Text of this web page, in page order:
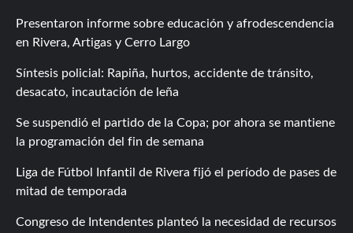
Presentaron informe sobre educación y afrodescendencia
en Rivera, Artigas y Cerro Largo
Síntesis policial: Rapiña, hurtos, accidente de tránsito,
desacato, incautación de leña
Se suspendió el partido de la Copa; por ahora se mantiene
la programación del fin de semana
Liga de Fútbol Infantil de Rivera fijó el período de pases de
mitad de temporada
Congreso de Intendentes planteó la necesidad de recursos